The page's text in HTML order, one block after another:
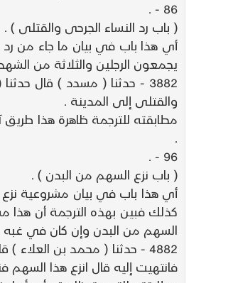
86 - .
( باب رد النساء الجرحى والقتلى ) .
أي هذا باب في بيان ما جاء من رد
يجمعون الرجلين والثلاثة من
3882 - حدثنا ( مسدد ) قال
والقتلى إلى المدينة .
مطابقته للترجمة ظاهرة هذا
96 - .
( باب نزع السهم من البدن ) .
أي هذا باب في بيان مشروعية نزع
كذلك فبين بهذه الترجمة أن هذا
السهم من البدن وإن كان في غبه
4882 - حدثنا ( محمد بن
فانتهيت إليه قال انزع هذا السهم